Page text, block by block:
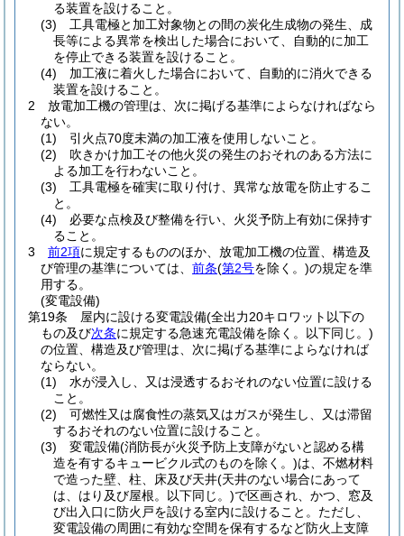
る装置を設けること。
(3)
工具電極と加工対象物との間の炭化生成物の発生、成
長等による異常を検出した場合において、自動的に加工
を停止できる装置を設けること。
(4)
加工液に着火した場合において、自動的に消火できる
装置を設けること。
2
放電加工機の管理は、次に掲げる基準によらなければなら
ない。
(1)
引火点70度未満の加工液を使用しないこと。
(2)
吹きかけ加工その他火災の発生のおそれのある方法に
よる加工を行わないこと。
(3)
工具電極を確実に取り付け、異常な放電を防止するこ
と。
(4)
必要な点検及び整備を行い、火災予防上有効に保持す
ること。
3
前2項に規定するもののほか、放電加工機の位置、構造及
び管理の基準については、 前条(第2号を除く。)の規定を準
用する。
(変電設備)
第19条
屋内に設ける変電設備(全出力20キロワット以下の
もの及び次条に規定する急速充電設備を除く。以下同じ。)
の位置、構造及び管理は、次に掲げる基準によらなければ
ならない。
(1)
水が浸入し、又は浸透するおそれのない位置に設ける
こと。
(2)
可燃性又は腐食性の蒸気又はガスが発生し、又は滞留
するおそれのない位置に設けること。
(3)
変電設備(消防長が火災予防上支障がないと認める構
造を有するキュービクル式のものを除く。)は、不燃材料
で造った壁、柱、床及び天井(天井のない場合にあって
は、はり及び屋根。以下同じ。)で区画され、かつ、窓及
び出入口に防火戸を設ける室内に設けること。 ただし、
変電設備の周囲に有効な空間を保有するなど防火上支障